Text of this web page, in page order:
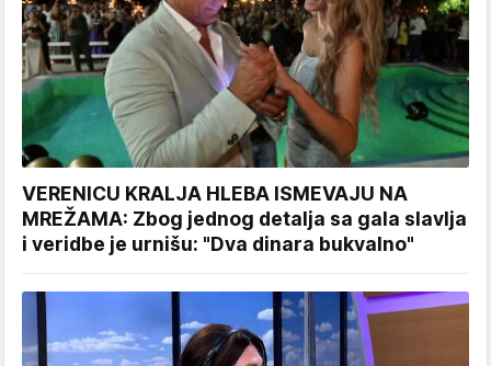
VERENICU KRALJA HLEBA ISMEVAJU NA
MREŽAMA: Zbog jednog detalja sa gala slavlja
i veridbe je urnišu: "Dva dinara bukvalno"